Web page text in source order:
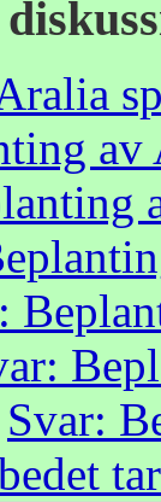
av
Svar: